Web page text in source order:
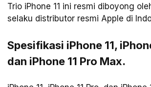
Trio iPhone 11 ini resmi diboyong
selaku distributor resmi Apple di
Spesifikasi iPhone 11,
dan iPhone 11 Pro Max.